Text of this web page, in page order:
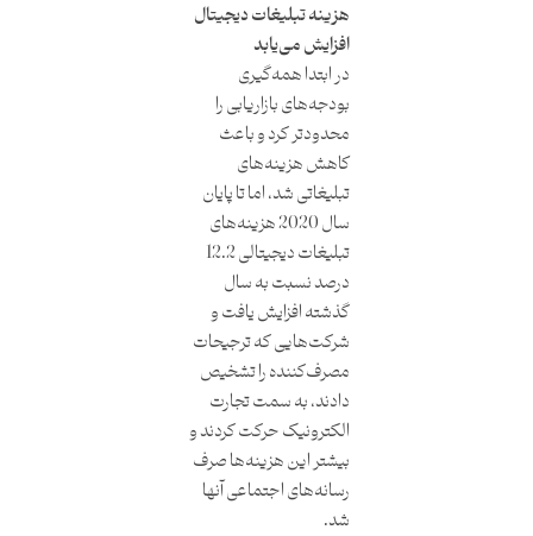
هزینه تبلیغات دیجیتال
افزایش می‌یابد
در ابتدا همه‌گیری
بودجه‌های بازاریابی را
محدودتر کرد و باعث
کاهش هزینه‌های
تبلیغاتی شد، اما تا پایان
سال 2020 هزینه‌های
تبلیغات دیجیتالی 12.2
درصد نسبت به سال
گذشته افزایش یافت و
شرکت‌هایی که ترجیحات
مصرف‌کننده را تشخیص
دادند، به سمت تجارت
الکترونیک حرکت کردند و
بیشتر این هزینه‌ها صرف
رسانه‌های اجتماعی آنها
شد.